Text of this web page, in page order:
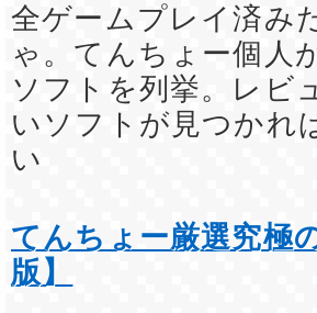
全ゲームプレイ済み
ゃ。てんちょー個人
ソフトを列挙。レビ
いソフトが見つかれ
い
てんちょー厳選究極
版】